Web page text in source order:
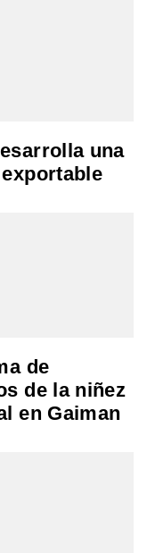
una
de
de la niñez
en Gaiman